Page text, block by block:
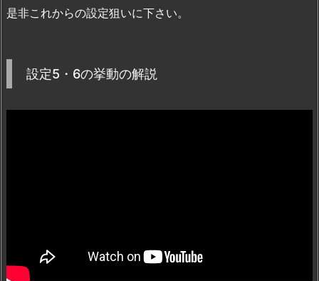
是非これからの設定狙いに下さい。
設定5・6の挙動の解説